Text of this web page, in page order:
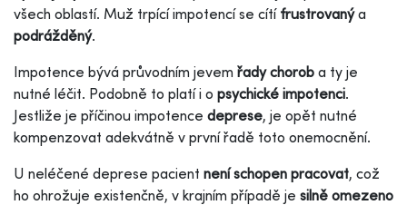
všech oblastí. Muž trpící impotencí se cítí frustrovanýa
podrážděný.
Impotence bývá průvodním jevem řady chorob a ty je
nutné léčit. Podobně to platí i o psychické impotenci.
Jestliže je příčinou impotence deprese, je opět nutné
kompenzovat adekvátně v první řadě toto onemocnění.
U neléčené deprese pacient není schopen pracovat, což
ho ohrožuje existenčně, v krajním případě je silně omezeno